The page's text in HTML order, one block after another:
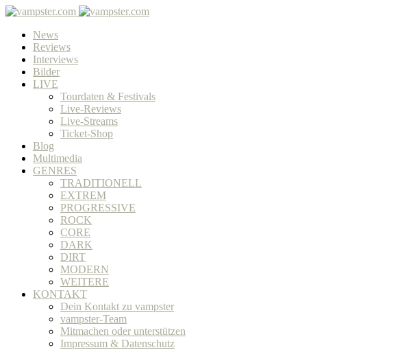
News
Reviews
Interviews
Bilder
LIVE
Tourdaten & Festivals
Live-Reviews
Live-Streams
Ticket-Shop
Blog
Multimedia
GENRES
TRADITIONELL
EXTREM
PROGRESSIVE
ROCK
CORE
DARK
DIRT
MODERN
WEITERE
KONTAKT
Dein Kontakt zu vampster
vampster-Team
Mitmachen oder unterstützen
Impressum & Datenschutz